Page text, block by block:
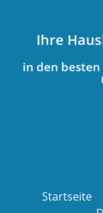
Ihre
in den
Startseite